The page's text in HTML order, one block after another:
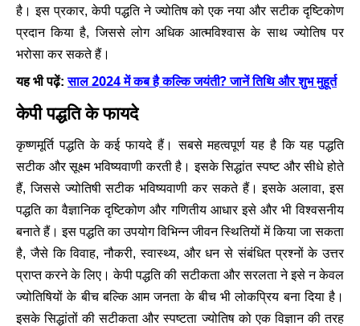
है। इस प्रकार, केपी पद्धति ने ज्योतिष को एक नया और सटीक दृष्टिकोण
प्रदान किया है, जिससे लोग अधिक आत्मविश्वास के साथ ज्योतिष पर
भरोसा कर सकते हैं।
यह भी पढ़ें:साल 2024 में कब है कल्कि जयंती? जानें तिथि और शुभ मुहूर्त
केपी पद्धति के फायदे
कृष्णमूर्ति पद्धति के कई फायदे हैं। सबसे महत्वपूर्ण यह है कि यह पद्धति
सटीक और सूक्ष्म भविष्यवाणी करती है। इसके सिद्धांत स्पष्ट और सीधे होते
हैं, जिससे ज्योतिषी सटीक भविष्यवाणी कर सकते हैं। इसके अलावा, इस
पद्धति का वैज्ञानिक दृष्टिकोण और गणितीय आधार इसे और भी विश्वसनीय
बनाते हैं। इस पद्धति का उपयोग विभिन्न जीवन स्थितियों में किया जा सकता
है, जैसे कि विवाह, नौकरी, स्वास्थ्य, और धन से संबंधित प्रश्नों के उत्तर
प्राप्त करने के लिए। केपी पद्धति की सटीकता और सरलता ने इसे न केवल
ज्योतिषियों के बीच बल्कि आम जनता के बीच भी लोकप्रिय बना दिया है।
इसके सिद्धांतों की सटीकता और स्पष्टता ज्योतिष को एक विज्ञान की तरह